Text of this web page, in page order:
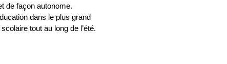
de façon autonome.
dans le plus grand
tout au long de l’été.